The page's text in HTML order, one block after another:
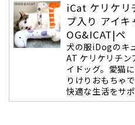
iCat ケリケリ
プ入り アイ
OG&ICAT|ペ
犬の服iDogのキ
AT ケリケリチン
イドッグ。愛猫
りけりおもちゃ
快適な生活をサポ